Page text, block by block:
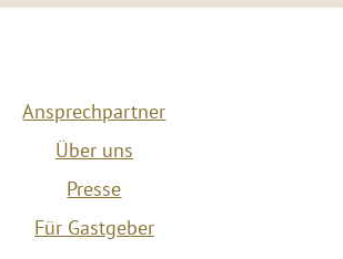
Ansprechpartner
Über uns
Presse
Für Gastgeber